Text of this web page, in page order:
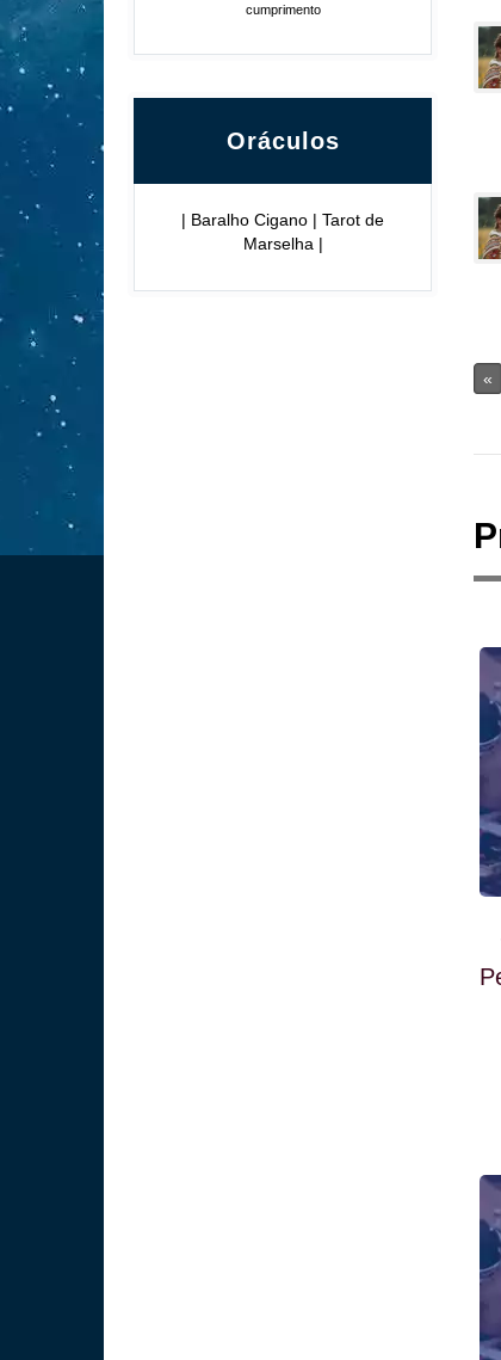
cumprimento
Oráculos
| Baralho Cigano | Tarot de
Marselha |
«